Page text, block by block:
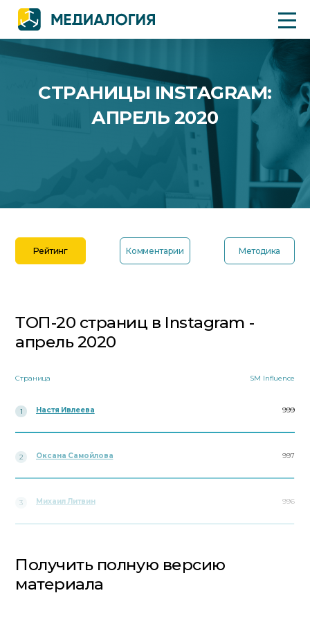
СТРАНИЦЫ INSTAGRAM:
АПРЕЛЬ 2020
Рейтинг Комментарии Методика
ТОП-20 страниц в Instagram -
апрель 2020
Страница SM Influence
1 Настя Ивлеева 999
2 Оксана Самойлова 997
3 Михаил Литвин 996
Получить полную версию
материала